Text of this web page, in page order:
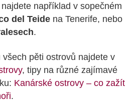
například v sopečném
del Teide na Tenerife, nebo
.
pěti ostrovů najdete v
, tipy na různé zajímavé
Kanárské ostrovy – co zažít
.